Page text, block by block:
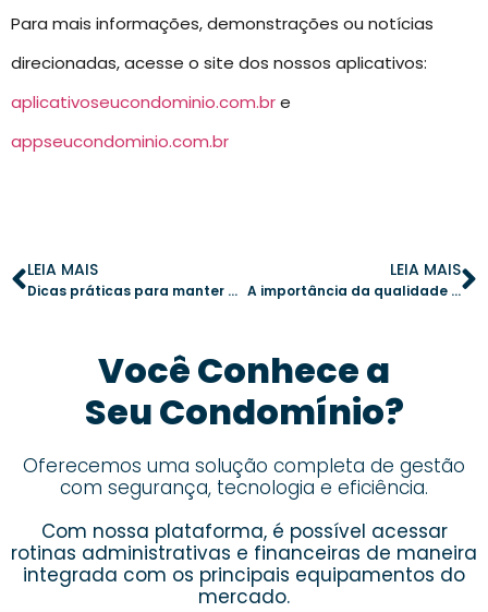
Para mais informações, demonstrações ou notícias
direcionadas, acesse o site dos nossos aplicativos:
aplicativoseucondominio.com.bre
appseucondominio.com.br
LEIA MAIS
Dicas práticas para manter a fachada do condomínio impecável
LEIA MAIS
A importância da qualidade do ar em condomínios: boas práticas para um ambiente saudável
Você Conhece a
Seu Condomínio?
Oferecemos uma solução completa de gestão
com segurança, tecnologia e eficiência.
Com nossa plataforma, é possível acessar
rotinas administrativas e financeiras de maneira
integrada com os principais equipamentos do
mercado.